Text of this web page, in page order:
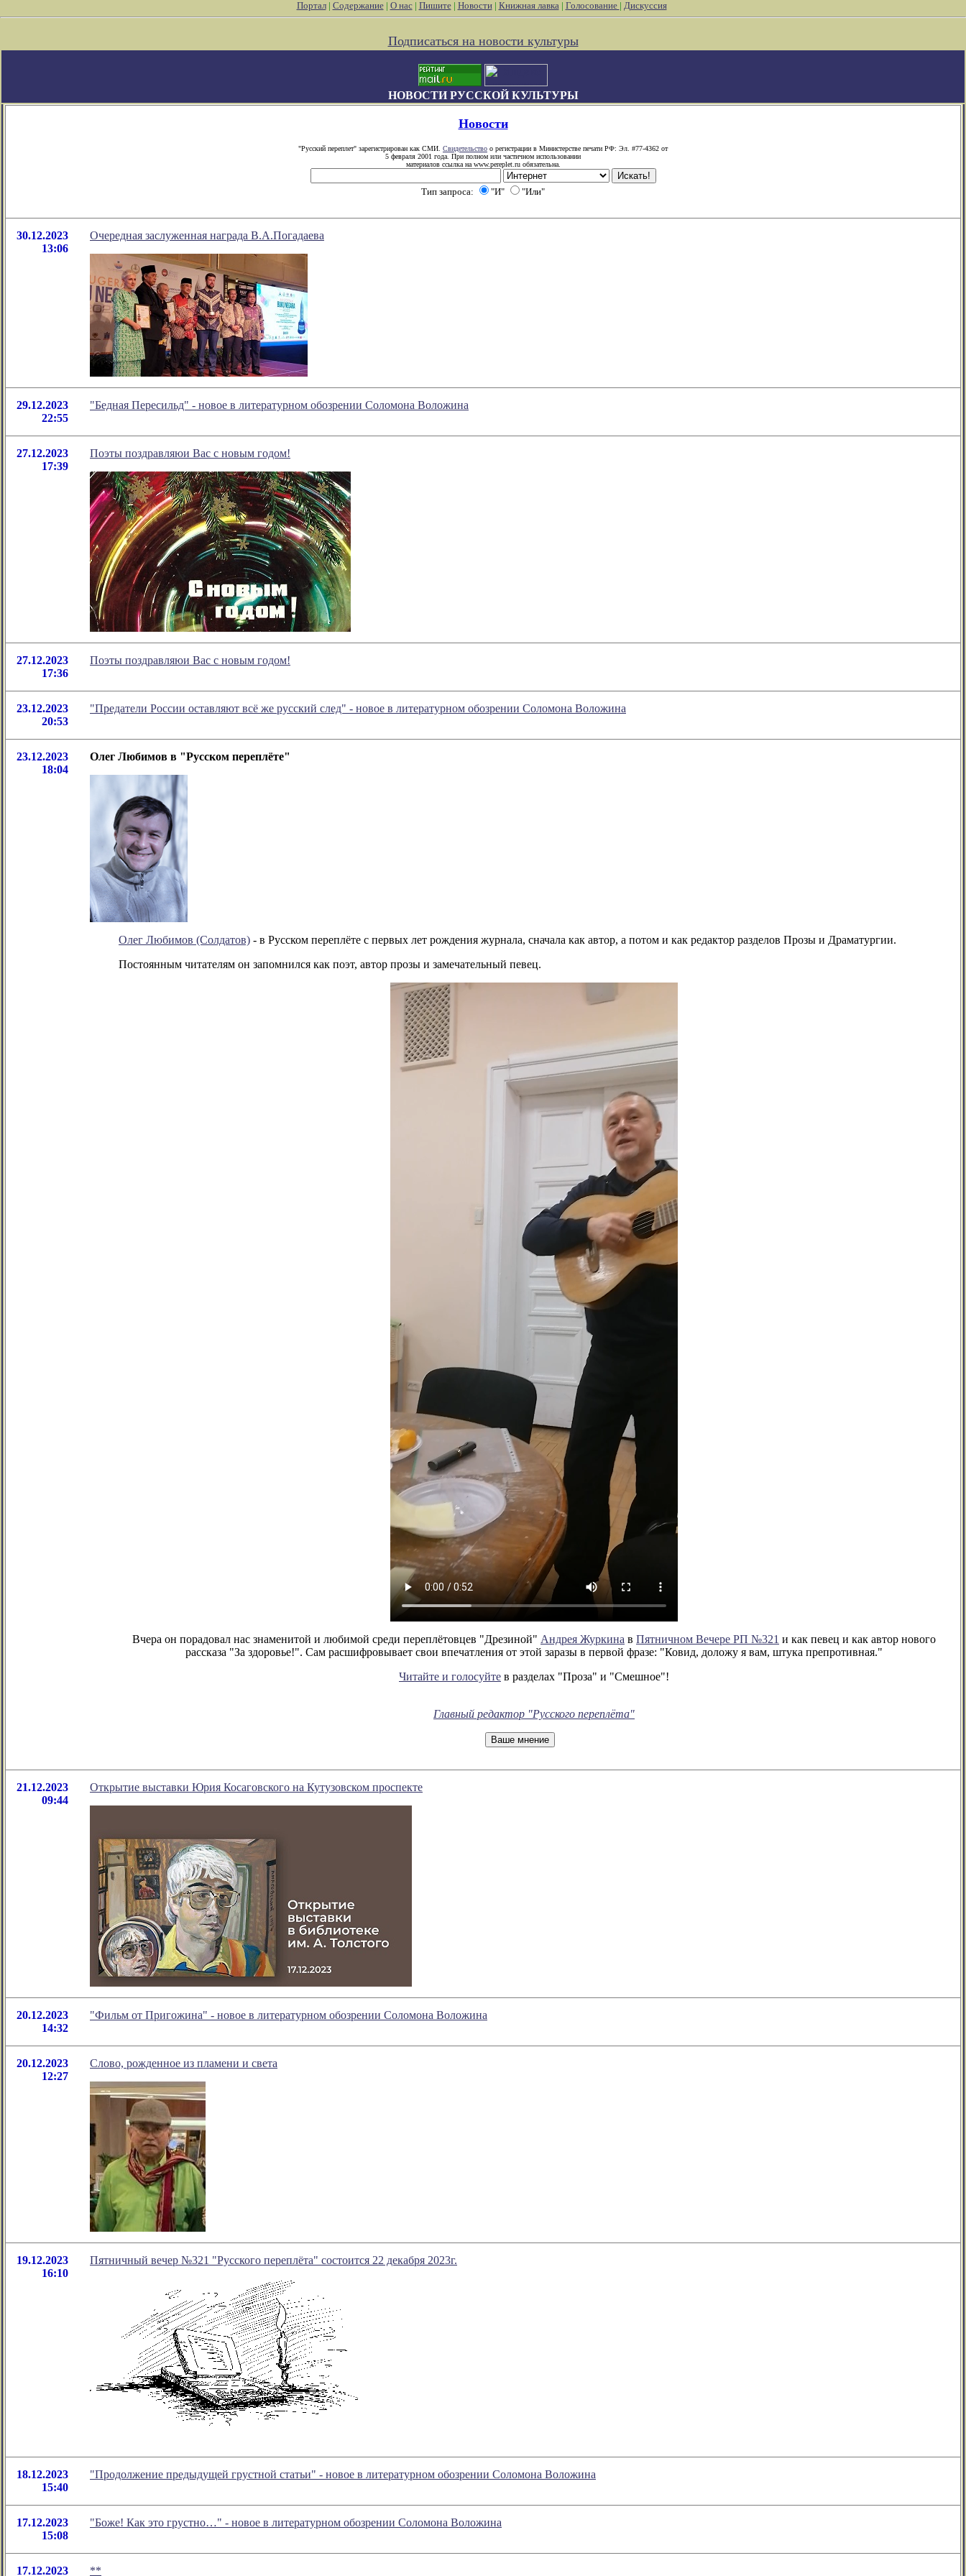
Портал| Содержание| О нас| Пишите| Новости| Книжная лавка| Голосование | Дискуссия
Подписаться на новости культуры
НОВОСТИ РУССКОЙ КУЛЬТУРЫ
Новости
"Русский переплет" зарегистрирован как СМИ. Свидетельство о регистрации в Министерстве печати РФ: Эл. #77-4362 от
5 февраля 2001 года. При полном или частичном использовании
материалов ссылка на www.pereplet.ru обязательна.
Тип запроса: "И" "Или"
30.12.2023
13:06
Очередная заслуженная награда В.А.Погадаева
29.12.2023
22:55
"Бедная Пересильд" - новое в литературном обозрении Соломона Воложина
27.12.2023
17:39
Поэты поздравляюи Вас с новым годом!
27.12.2023
17:36
Поэты поздравляюи Вас с новым годом!
23.12.2023
20:53
"Предатели России оставляют всё же русский след" - новое в литературном обозрении Соломона Воложина
23.12.2023
18:04
Олег Любимов в "Русском переплёте"
Олег Любимов (Солдатов) - в Русском переплёте с первых лет рождения журнала, сначала как автор, а потом и как редактор разделов Прозы и Драматургии.
Постоянным читателям он запомнился как поэт, автор прозы и замечательный певец.
Вчера он порадовал нас знаменитой и любимой среди переплётовцев "Дрезиной" Андрея Журкина в Пятничном Вечере РП №321 и как певец и как автор нового
рассказа "За здоровье!". Сам расшифровывает свои впечатления от этой заразы в первой фразе: "Ковид, доложу я вам, штука препротивная."
Читайте и голосуйте в разделах "Проза" и "Смешное"!
Главный редактор "Русского переплёта"
21.12.2023
09:44
Открытие выставки Юрия Косаговского на Кутузовском проспекте
20.12.2023
14:32
"Фильм от Пригожина" - новое в литературном обозрении Соломона Воложина
20.12.2023
12:27
Слово, рожденное из пламени и света
19.12.2023
16:10
Пятничный вечер №321 "Русского переплёта" состоится 22 декабря 2023г.
18.12.2023
15:40
"Продолжение предыдущей грустной статьи" - новое в литературном обозрении Соломона Воложина
17.12.2023
15:08
"Боже! Как это грустно…" - новое в литературном обозрении Соломона Воложина
17.12.2023 **